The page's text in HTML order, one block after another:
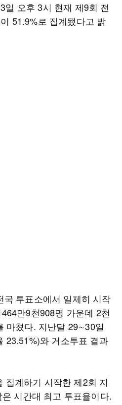
일 오후 3시 현재 제9회 전
51.9%로 집계됐다고 밝
투표소에서 일제히 시작
만9천908명 가운데 2천
마쳤다. 지난달 29∼30일
23.51%)와 거소투표 결과
집계하기 시작한 제2회 지
시간대 최고 투표율이다.